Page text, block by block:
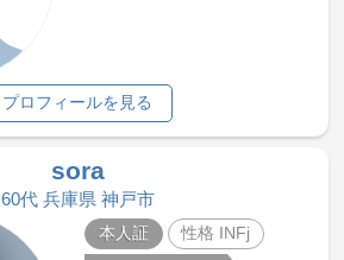
プロフィールを見る
sora
60代 兵庫県 神戸市
本人証 性格 INFj